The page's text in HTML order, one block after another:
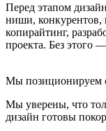
Перед этапом
ниши, конкурентов,
копирайтинг,
проекта. Без этого
Мы позиционируем
Мы уверены, что
дизайн готовы